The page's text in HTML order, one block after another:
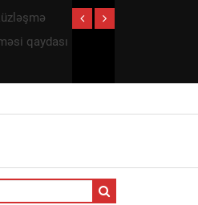
təzminat